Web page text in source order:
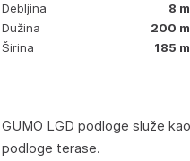
Debljina
8
Dužina
200
Širina
185
GUMO LGD podloge služe
podloge terase.